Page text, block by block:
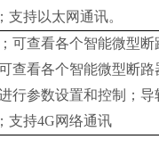
支持以太网通讯。
可查看各个智能微型
查看各个智能微型断
行参数设置和控制；
支持4G网络通讯